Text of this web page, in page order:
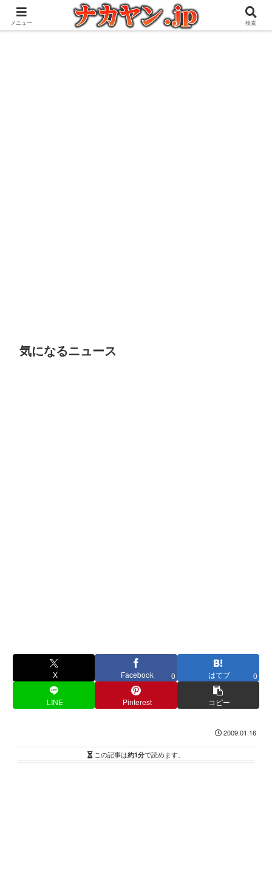
アウトドアとガジェット好きな管理人の愉快な日々を綴るブログ
気になるニュース
X Facebook 0 はてブ 0
LINE Pinterest コピー
2009.01.16
この記事は約1分で読めます。
メニュー 検索